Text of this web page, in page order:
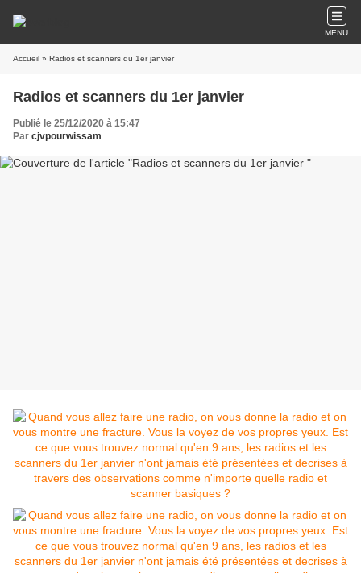
MENU
Accueil » Radios et scanners du 1er janvier
Radios et scanners du 1er janvier
Publié le 25/12/2020 à 15:47
Par cjvpourwissam